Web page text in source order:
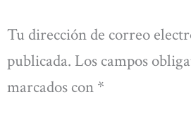
Tu dirección de correo
publicada. Los campos
marcados con *